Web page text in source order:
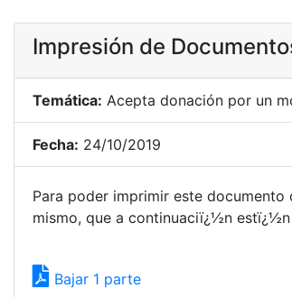
Impresión de
Temática: Acepta donación por un
Fecha: 24/10/2019
Para poder imprimir este
mismo, que a continuaciï¿½n
Bajar 1 parte